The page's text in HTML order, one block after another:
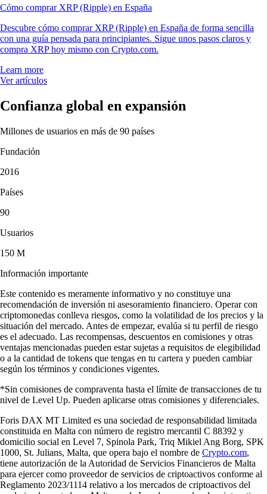
Cómo comprar XRP (Ripple) en España
Descubre cómo comprar XRP (Ripple) en España de forma sencilla
con una guía pensada para principiantes. Sigue unos pasos claros y
compra XRP hoy mismo con Crypto.com.
Learn more
Ver artículos
Confianza global en expansión
Millones de usuarios en más de 90 países
Fundación
2016
Países
90
Usuarios
150 M
Información importante
Este contenido es meramente informativo y no constituye una
recomendación de inversión ni asesoramiento financiero. Operar con
criptomonedas conlleva riesgos, como la volatilidad de los precios y la
situación del mercado. Antes de empezar, evalúa si tu perfil de riesgo
es el adecuado. Las recompensas, descuentos en comisiones y otras
ventajas mencionadas pueden estar sujetas a requisitos de elegibilidad
o a la cantidad de tokens que tengas en tu cartera y pueden cambiar
según los términos y condiciones vigentes.
*Sin comisiones de compraventa hasta el límite de transacciones de tu
nivel de Level Up. Pueden aplicarse otras comisiones y diferenciales.
Foris DAX MT Limited es una sociedad de responsabilidad limitada
constituida en Malta con número de registro mercantil C 88392 y
domicilio social en Level 7, Spinola Park, Triq Mikiel Ang Borg, SPK
1000, St. Julians, Malta, que opera bajo el nombre de Crypto.com,
tiene autorización de la Autoridad de Servicios Financieros de Malta
para ejercer como proveedor de servicios de criptoactivos conforme al
Reglamento 2023/1114 relativo a los mercados de criptoactivos del